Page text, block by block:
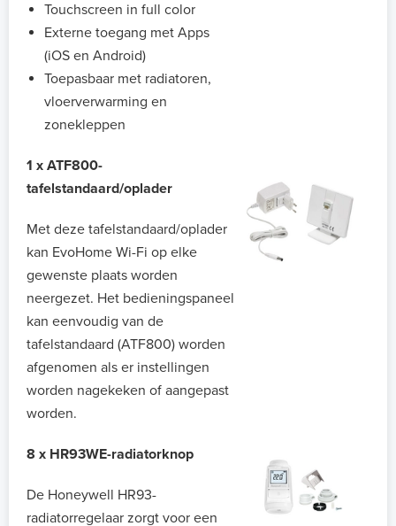
Touchscreen in full color
Externe toegang met Apps
(iOS en Android)
Toepasbaar met radiatoren,
vloerverwarming en
zonekleppen
1 x ATF800-
tafelstandaard/oplader
Met deze tafelstandaard/oplader
kan EvoHome Wi-Fi op elke
gewenste plaats worden
neergezet. Het bedieningspaneel
kan eenvoudig van de
tafelstandaard (ATF800) worden
afgenomen als er instellingen
worden nagekeken of aangepast
worden.
8 x HR93WE-radiatorknop
De Honeywell HR93-
radiatorregelaar zorgt voor een